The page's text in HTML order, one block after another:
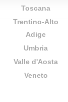
Toscana
Trentino-Alto
Adige
Umbria
Valle d'Aosta
Veneto